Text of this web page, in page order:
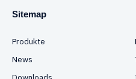
Sitemap
Produkte
News